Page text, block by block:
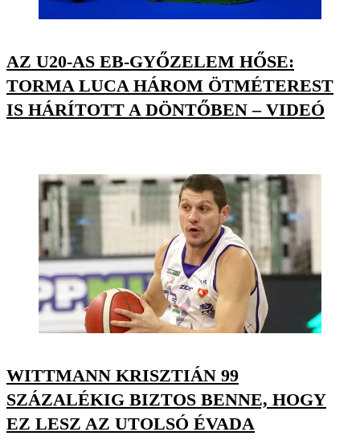
AZ U20-AS EB-GYŐZELEM HŐSE:
TORMA LUCA HÁROM ÖTMÉTEREST
IS HÁRÍTOTT A DÖNTŐBEN – VIDEÓ
WITTMANN KRISZTIÁN 99
SZÁZALÉKIG BIZTOS BENNE, HOGY
EZ LESZ AZ UTOLSÓ ÉVADA